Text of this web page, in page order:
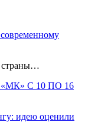
страны…
С 10 ПО 16
идею оценили